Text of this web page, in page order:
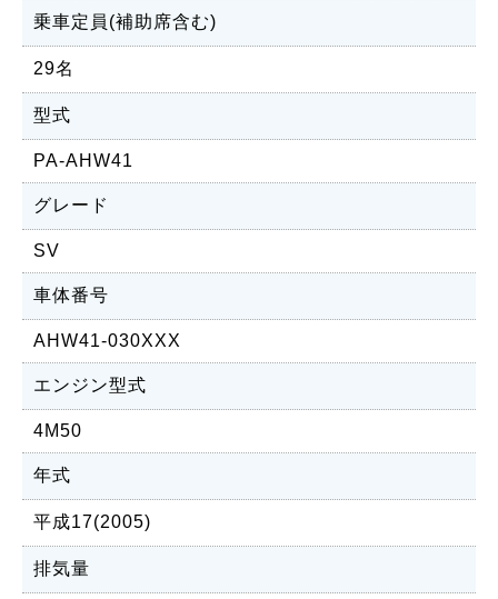
乗車定員(補助席含む)
29名
型式
PA-AHW41
グレード
SV
車体番号
AHW41-030XXX
エンジン型式
4M50
年式
平成17(2005)
排気量